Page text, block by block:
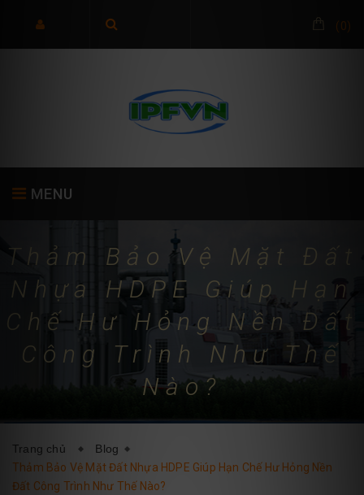
(0)
MENU
GIỚI THIỆU
BLOG LIÊN HỆ
Thảm Bảo Vệ Mặt Đất
Nhựa HDPE Giúp Hạn
Chế Hư Hỏng Nền Đất
Công Trình Như Thế
Nào?
Trang chủ
Blog
Thảm Bảo Vệ Mặt Đất Nhựa HDPE Giúp Hạn Chế Hư Hỏng Nền
Đất Công Trình Như Thế Nào?